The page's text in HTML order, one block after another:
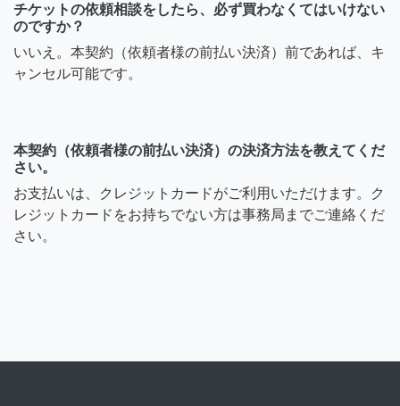
チケットの依頼相談をしたら、必ず買わなくてはいけない
のですか？
いいえ。本契約（依頼者様の前払い決済）前であれば、キ
ャンセル可能です。
本契約（依頼者様の前払い決済）の決済方法を教えてくだ
さい。
お支払いは、クレジットカードがご利用いただけます。ク
レジットカードをお持ちでない方は事務局までご連絡くだ
さい。